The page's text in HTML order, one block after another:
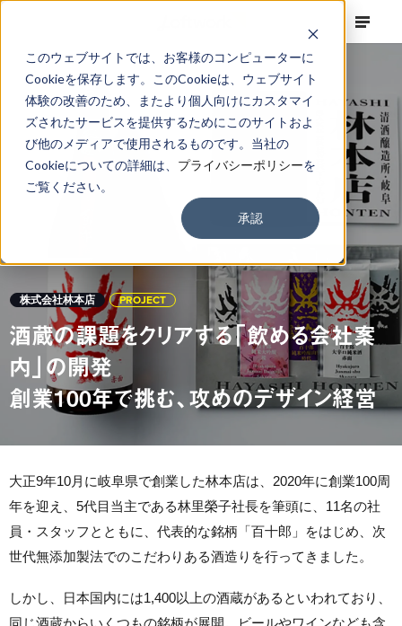
このウェブサイトでは、お客様のコンピューターに
Cookieを保存します。このCookieは、ウェブサイト
体験の改善のため、またより個人向けにカスタマイ
ズされたサービスを提供するためにこのサイトおよ
び他のメディアで使用されるものです。当社の
Cookieについての詳細は、 プライバシーポリシーを
ご覧ください。
承認
株式会社林本店 PROJECT
酒蔵の課題をクリアする「飲める会社案
内」の開発
創業100年で挑む、攻めのデザイン経営
大正9年10月に岐阜県で創業した林本店は、2020年に創業100周
年を迎え、5代目当主である林里榮子社長を筆頭に、11名の社
員・スタッフとともに、代表的な銘柄「百十郎」をはじめ、次
世代無添加製法でのこだわりある酒造りを行ってきました。
しかし、日本国内には1,400以上の酒蔵があるといわれており、
同じ酒蔵からいくつもの銘柄が展開。ビールやワインなども含